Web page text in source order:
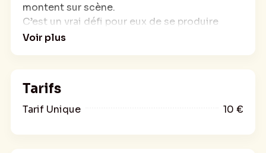
montent sur scène.
C’est un vrai défi pour eux de se produire
devant le public. Venez découvrir les
plaisir !
Drôles, talentueux, passionnés, les élèves de
Voir plus
Tarifs
Tarif Unique 10 €